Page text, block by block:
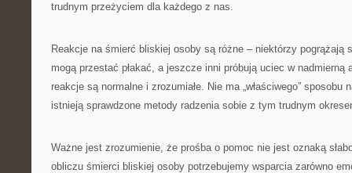
trudnym przeżyciem dla każdego z nas.
Reakcje na śmierć bliskiej osoby są różne – niektórzy pogrążają
mogą przestać płakać, a jeszcze inni próbują uciec w
reakcje są normalne i zrozumiałe. Nie ma „właściwego” sposobu
istnieją sprawdzone metody radzenia sobie z tym trudnym
Ważne jest zrozumienie, że prośba o pomoc nie jest oznaką
obliczu śmierci bliskiej osoby potrzebujemy wsparcia zarówno